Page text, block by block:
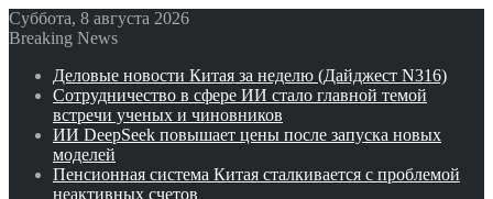
Суббота, 8 августа 2026
Breaking News
Деловые новости Китая за неделю (Дайджест N316)
Сотрудничество в сфере ИИ стало главной темой
встречи ученых и чиновников
ИИ DeepSeek повышает цены после запуска новых
моделей
Пенсионная система Китая сталкивается с проблемой
неактивных счетов